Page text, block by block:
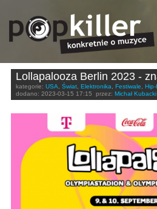
Lollapalooza Berlin 2023 -
kategorie: USA, Świat, Elektronika, Festiwale,
dodano: 2023-03-15 17:15 przez: Michał Kubacki